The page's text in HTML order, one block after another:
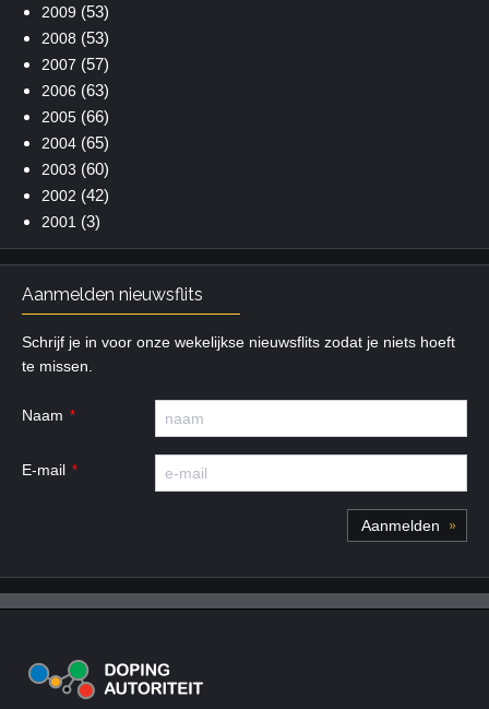
2009 (53)
2008 (53)
2007 (57)
2006 (63)
2005(66)
2004(65)
2003 (60)
2002 (42)
2001 (3)
Aanmelden nieuwsflits
Schrijf je in voor onze wekelijkse nieuwsflits zodat je niets hoeft
te missen.
Naam
E-mail